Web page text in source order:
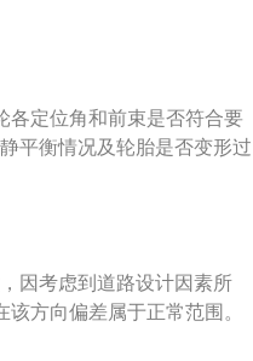
铅块，这样就能避免在高速
题，车轮的旋转中心就会产
于轮毂的变形，也会导致车
底盘部件问题。一般出现
盘部件造成影响，也会出现
各定位角和前束是否符合要
平衡情况及轮胎是否变形过
专业维修点检查，更换损坏
向轴。方向盘在驾驶员与车
道路的剧烈震动。
因考虑到道路设计因素所
方向偏差属于正常范围。
就是车辆轮胎的磨损程度，